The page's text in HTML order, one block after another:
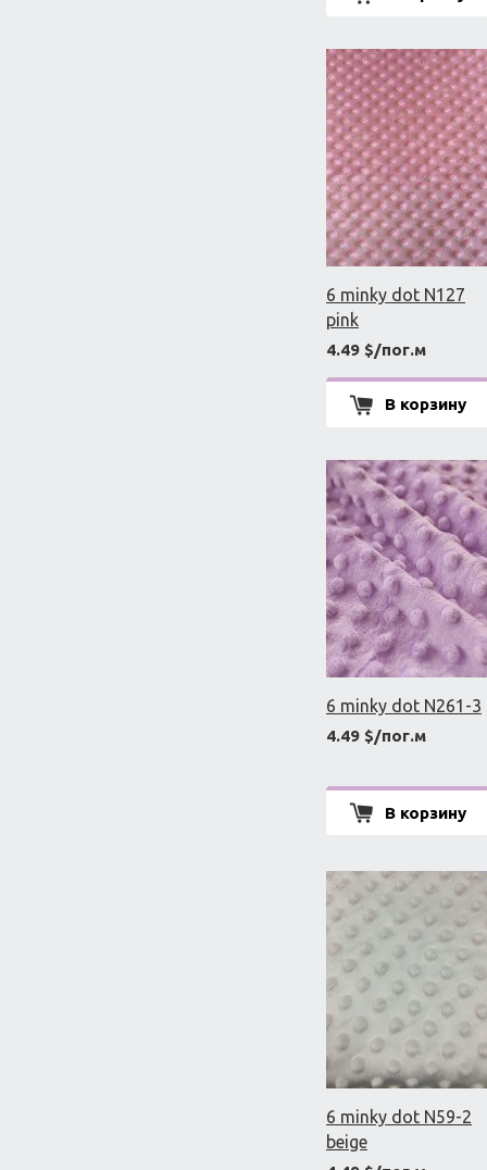
6 minky dot N127
pink
4.49 $/пог.м
В корзину
6 minky dot N261-3
4.49 $/пог.м
В корзину
6 minky dot N59-2
beige